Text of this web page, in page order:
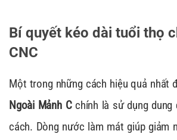
Bí quyết kéo dài tuổi thọ
CNC
Một trong những cách hiệu quả nhất
Ngoài Mảnh Cchính là sử dụng dung
cách. Dòng nước làm mát giúp giảm